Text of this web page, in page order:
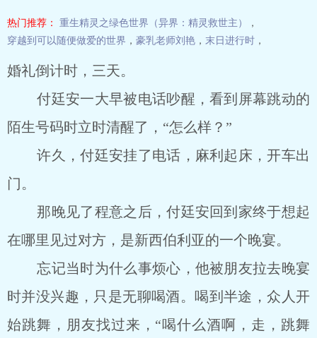
热门推荐： 重生精灵之绿色世界（异界：精灵救世主）
，
穿越到可以随便做爱的世界 ， 豪乳老师刘艳 ， 末日进行时 ，
婚礼倒计时，三天。
付廷安一大早被电话吵醒，看到屏幕跳动的
陌生号码时立时清醒了，“怎么样？”
许久，付廷安挂了电话，麻利起床，开车出
门。
那晚见了程意之后，付廷安回到家终于想起
在哪里见过对方，是新西伯利亚的一个晚宴。
忘记当时为什么事烦心，他被朋友拉去晚宴
时并没兴趣，只是无聊喝酒。喝到半途，众人开
始跳舞，朋友找过来，“喝什么酒啊，走，跳舞